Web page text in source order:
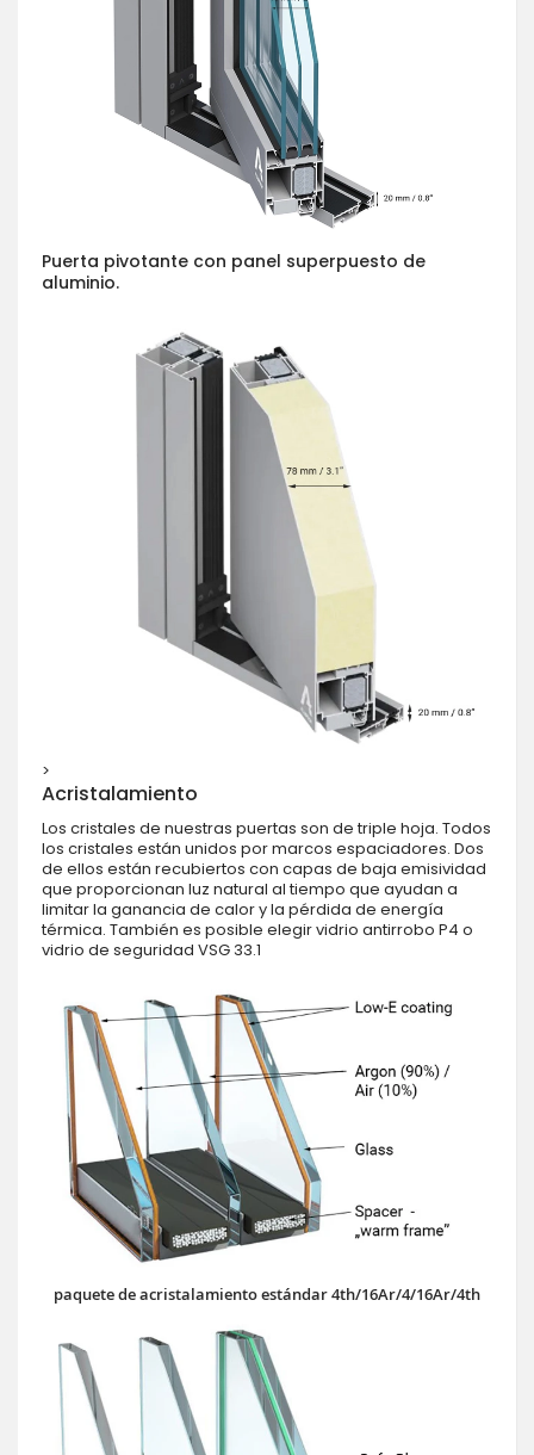
Puerta pivotante con panel superpuesto de
aluminio.
>
Acristalamiento
Los cristales de nuestras puertas son de triple hoja. Todos
los cristales están unidos por marcos espaciadores. Dos
de ellos están recubiertos con capas de baja emisividad
que proporcionan luz natural al tiempo que ayudan a
limitar la ganancia de calor y la pérdida de energía
térmica. También es posible elegir vidrio antirrobo P4 o
vidrio de seguridad VSG 33.1
paquete de acristalamiento estándar 4th/16Ar/4/16Ar/4th